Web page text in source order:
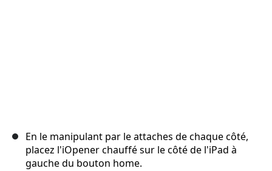
En le manipulant par le attaches de chaque côté,
placez l'iOpener chauffé sur le côté de l'iPad à
gauche du bouton home.